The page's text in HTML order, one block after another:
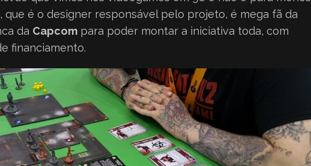
, que é o designer responsável pelo projeto, é mega fã da
da Capcom para poder montar a iniciativa toda, com
financiamento.